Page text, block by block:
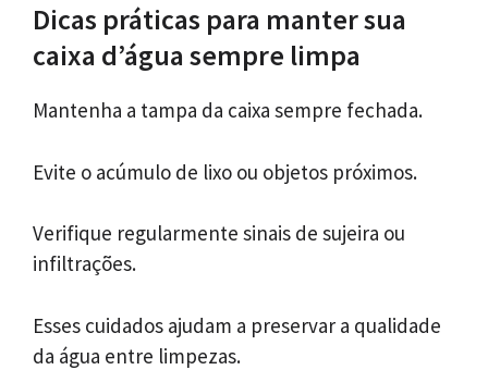
Dicas práticas para manter sua
caixa d’água sempre limpa
Mantenha a tampa da caixa sempre fechada.
Evite o acúmulo de lixo ou objetos próximos.
Verifique regularmente sinais de sujeira ou
infiltrações.
Esses cuidados ajudam a preservar a qualidade
da água entre limpezas.